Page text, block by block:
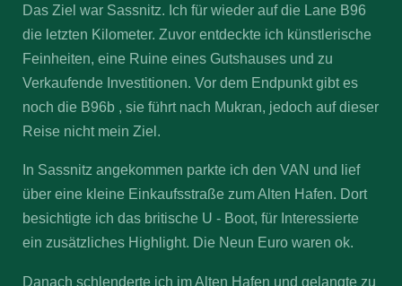
Das Ziel war Sassnitz. Ich für wieder auf die Lane B96
die letzten Kilometer. Zuvor entdeckte ich künstlerische
Feinheiten, eine Ruine eines Gutshauses und zu
Verkaufende Investitionen. Vor dem Endpunkt gibt es
noch die B96b , sie führt nach Mukran, jedoch auf dieser
Reise nicht mein Ziel.
In Sassnitz angekommen parkte ich den VAN und lief
über eine kleine Einkaufsstraße zum Alten Hafen. Dort
besichtigte ich das britische U - Boot, für Interessierte
ein zusätzliches Highlight. Die Neun Euro waren ok.
Danach schlenderte ich im Alten Hafen und gelangte zu